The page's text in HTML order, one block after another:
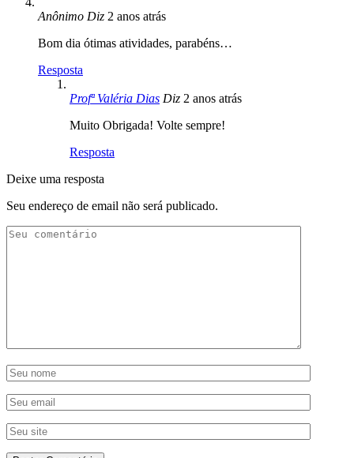
Anônimo Diz 2 anos atrás
Bom dia ótimas atividades, parabéns…
Resposta
Profª Valéria Dias Diz 2 anos atrás
Muito Obrigada! Volte sempre!
Resposta
Deixe uma resposta
Seu endereço de email não será publicado.